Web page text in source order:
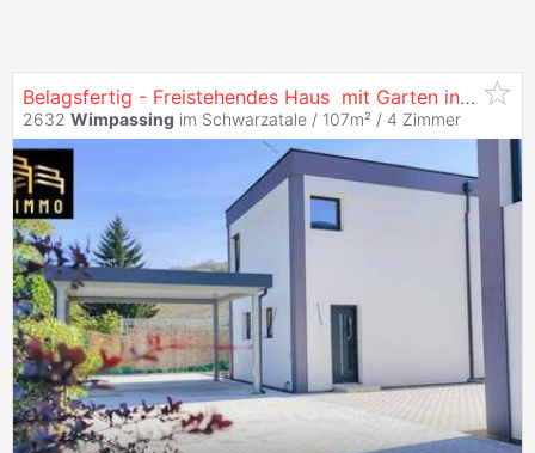
️Belagsfertig - Freistehendes Haus ️ mit Garten in
2632 Wimpassing im Schwarzatale / 107m² / 4 Zimmer